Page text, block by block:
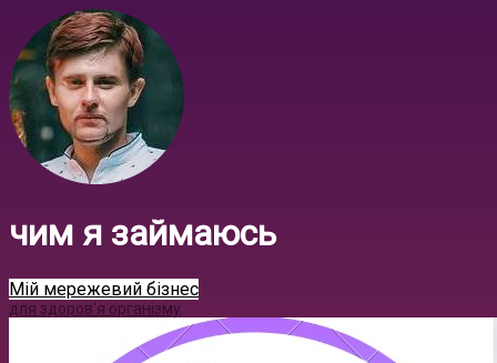
чим я займаюсь
Мій мережевий бізнес
для здоров'я організму